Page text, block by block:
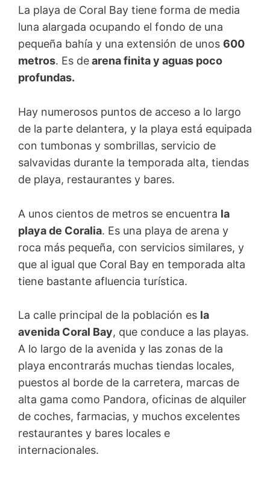
La playa de Coral Bay tiene forma de media
luna alargada ocupando el fondo de una
pequeña bahía y una extensión de unos 600
metros. Es dearena finita y aguas poco
profundas.
Hay numerosos puntos de acceso a lo largo
de la parte delantera, y la playa está equipada
con tumbonas y sombrillas, servicio de
salvavidas durante la temporada alta, tiendas
de playa, restaurantes y bares.
A unos cientos de metros se encuentra la
playa de Coralia. Es una playa de arena y
roca más pequeña, con servicios similares, y
que al igual que Coral Bay en temporada alta
tiene bastante afluencia turística.
La calle principal de la población es la
avenida Coral Bay, que conduce a las playas.
A lo largo de la avenida y las zonas de la
playa encontrarás muchas tiendas locales,
puestos al borde de la carretera, marcas de
alta gama como Pandora, oficinas de alquiler
de coches, farmacias, y muchos excelentes
restaurantes y bares locales e
internacionales.